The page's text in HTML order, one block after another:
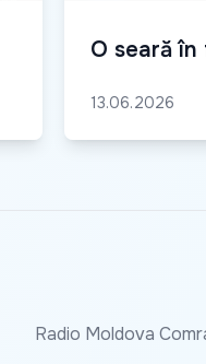
O seară
13.06.2026
Radio Moldova